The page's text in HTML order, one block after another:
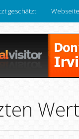
geschätzt